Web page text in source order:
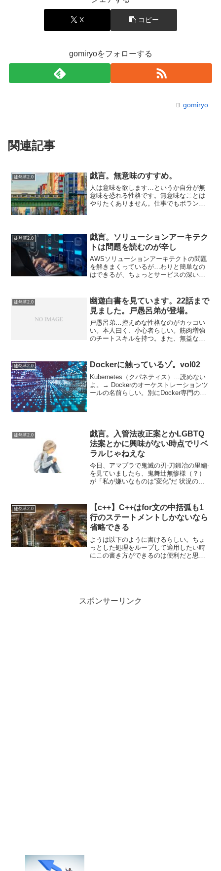
X コピー
gomiryoをフォローする
gomiryo
関連記事
徒然草2.0 戯言。無意味のすすめ。
人は意味を欲します…というか自分が無
意味を恐れる性格です。無意味なことは
やりたくありません。仕事でもボランテ
アントの問題を解決するこ...
徒然草2.0
戯言。ソリューションアーキテク
トは問題を読むのが辛し
AWSソリューションアーキテクトの問題
を解きまくっているが…わりと簡単なの
はできるが、ちょっとサービスの深いと
なかなか効率よく学習できている気がし
ない。問題を解きまくれ...
徒然草2.0
幽遊白書を見ています。22話まで
見ました。戸愚呂弟が登場。
戸愚呂弟…控えめな性格なのがカッコい
い。本人曰く、小心者らしい。筋肉増強
のチートスキルを持つ。また、無益な殺
性格の良い点もふくめて格上感があるキ
ャラだな。幽遊白書と言え...
徒然草2.0 Dockerに触っているゾ。vol02
Kubernetes（クパネティス）…読めない
よ。→ Dockerのオーケストレーションツ
ールの名前らしい。別にDocker専門の道
徒然草2.0
戯言。入管法改正案とかLGBTQ
法案とかに興味がない時点でリベ
ラルじゃねえな
今日、アマプラで鬼滅の刃-刀鍛冶の里編-
を見ていましたら、鬼舞辻無惨様（？）
が「私が嫌いなものは“変化”だ 状況の変
ものは“不変” 完璧な状態で永遠に変わら
ない...
徒然草2.0
【c++】C++はfor文の中括弧も1
行のステートメントしかないなら
省略できる
ようは以下のように書けるらしい。ちょ
っとした処理をループして適用したい時
にこの書き方ができるのは便利だと思
スポンサーリンク